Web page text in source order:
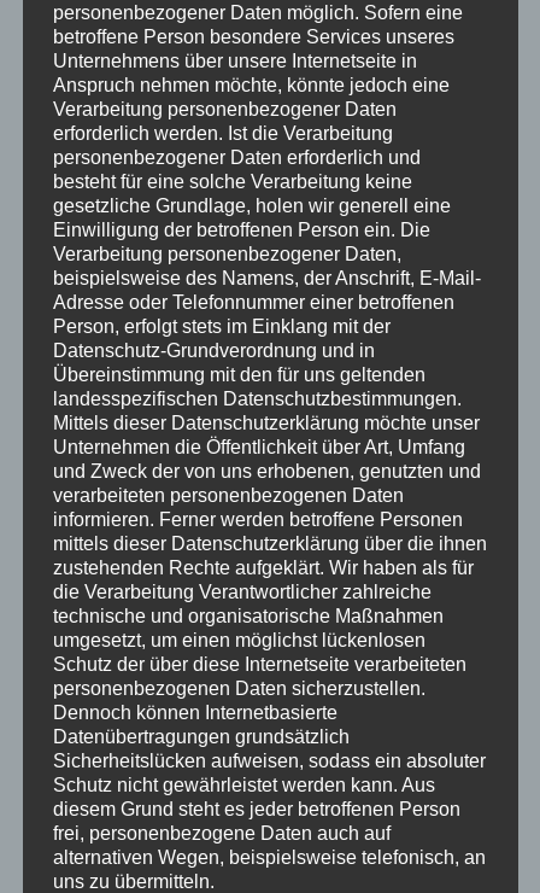
Sternkopf-Engel Liebespaar „White & Black „, stehend
399,00
auf Vorbestellung
personenbezogener Daten möglich. Sofern eine
betroffene Person besondere Services unseres
Unternehmens über unsere Internetseite in
Anspruch nehmen möchte, könnte jedoch eine
Verarbeitung personenbezogener Daten
erforderlich werden. Ist die Verarbeitung
personenbezogener Daten erforderlich und
besteht für eine solche Verarbeitung keine
gesetzliche Grundlage, holen wir generell eine
Einwilligung der betroffenen Person ein. Die
Verarbeitung personenbezogener Daten,
beispielsweise des Namens, der Anschrift, E-Mail-
Adresse oder Telefonnummer einer betroffenen
Person, erfolgt stets im Einklang mit der
Datenschutz-Grundverordnung und in
Übereinstimmung mit den für uns geltenden
landesspezifischen Datenschutzbestimmungen.
Mittels dieser Datenschutzerklärung möchte unser
Unternehmen die Öffentlichkeit über Art, Umfang
und Zweck der von uns erhobenen, genutzten und
verarbeiteten personenbezogenen Daten
informieren. Ferner werden betroffene Personen
mittels dieser Datenschutzerklärung über die ihnen
zustehenden Rechte aufgeklärt. Wir haben als für
die Verarbeitung Verantwortlicher zahlreiche
technische und organisatorische Maßnahmen
umgesetzt, um einen möglichst lückenlosen
Schutz der über diese Internetseite verarbeiteten
personenbezogenen Daten sicherzustellen.
Dennoch können Internetbasierte
Datenübertragungen grundsätzlich
Sicherheitslücken aufweisen, sodass ein absoluter
Schutz nicht gewährleistet werden kann. Aus
diesem Grund steht es jeder betroffenen Person
frei, personenbezogene Daten auch auf
alternativen Wegen, beispielsweise telefonisch, an
uns zu übermitteln.